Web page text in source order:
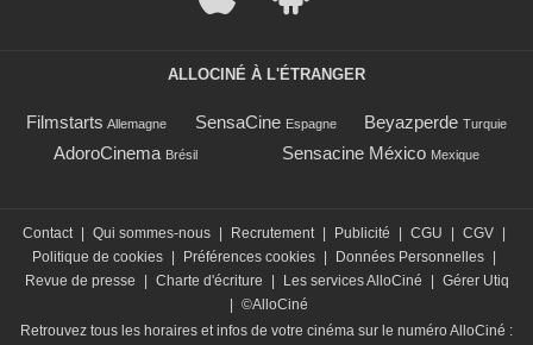
ALLOCINÉ À L'ÉTRANGER
Filmstarts Allemagne SensaCine Espagne Beyazperde Turquie
AdoroCinema Brésil Sensacine México Mexique
Contact | Qui sommes-nous | Recrutement | Publicité | CGU | CGV |
Politique de cookies | Préférences cookies | Données Personnelles |
Revue de presse
| Charte d'écriture | Les services AlloCiné | Gérer Utiq
| ©AlloCiné
Retrouvez tous les horaires et infos de votre cinéma sur le numéro AlloCiné :